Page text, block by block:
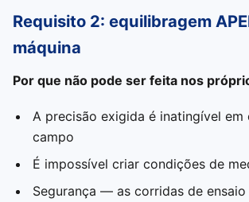
Requisito 2: equilibragem
máquina
Por que não pode ser feita nos
A precisão exigida é inatingível em
campo
É impossível criar condições de
Segurança — as corridas de ensaio